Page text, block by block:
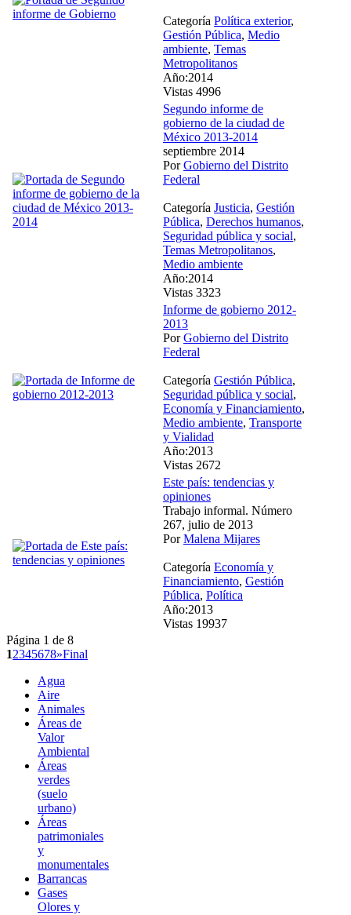
Categoría Política exterior,
Gestión Pública, Medio
ambiente, Temas
Metropolitanos
Año:2014
Vistas 4996
Segundo informe de
gobierno de la ciudad de
México 2013-2014
septiembre 2014
PorGobierno del Distrito
Federal
Categoría Justicia, Gestión
Pública, Derechos humanos,
Seguridad pública y social,
Temas Metropolitanos,
Medio ambiente
Año:2014
Vistas 3323
Informe de gobierno 2012-
2013
PorGobierno del Distrito
Federal
Categoría Gestión Pública,
Seguridad pública y social,
Economía y Financiamiento,
Medio ambiente, Transporte
y Vialidad
Año:2013
Vistas 2672
Este país: tendencias y
opiniones
Trabajo informal. Número
267, julio de 2013
PorMalena Mijares
Categoría Economía y
Financiamiento, Gestión
Pública, Política
Año:2013
Vistas 19937
Página 1 de 8
12345678»Final
Agua
Aire
Animales
Áreas de
Valor
Ambiental
Áreas
verdes
(suelo
urbano)
Áreas
patrimoniales
y
monumentales
Barrancas
Gases
Olores y